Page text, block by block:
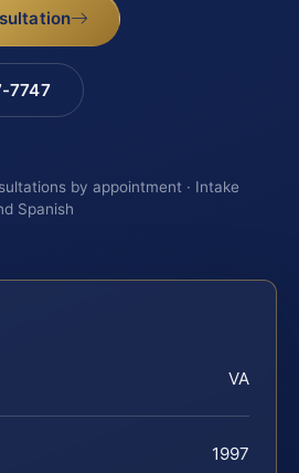
7747
by appointment · Intake
Spanish
VA
1997